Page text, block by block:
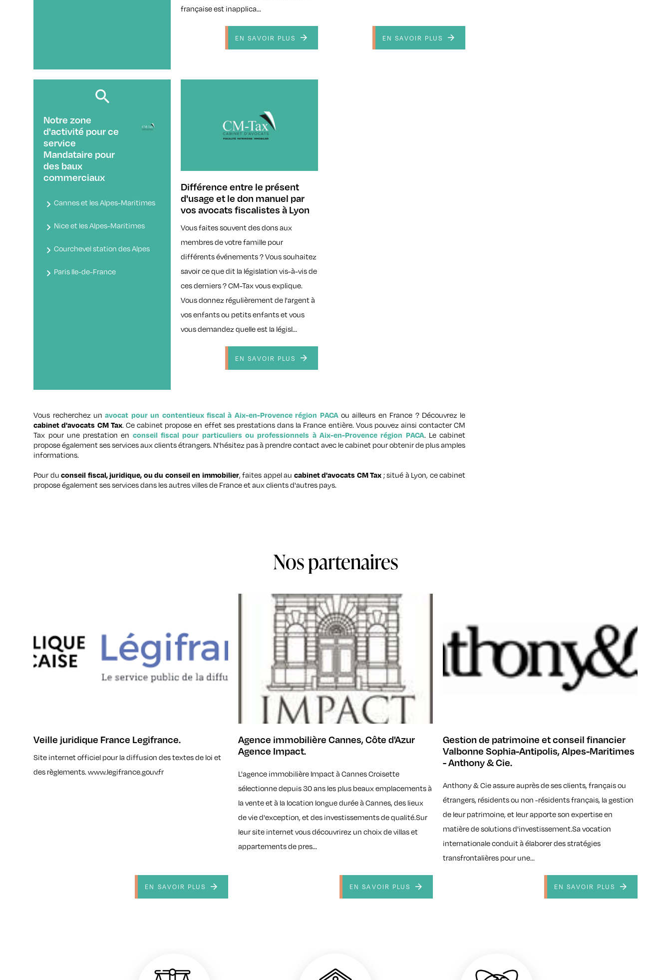
française est inapplica...
EN SAVOIR PLUS EN SAVOIR PLUS
Notre zone
d'activité pour ce
service
Mandataire pour
des baux
commerciaux
Cannes et les Alpes-Maritimes
Nice et les Alpes-Maritimes
Courchevel station des Alpes
Paris Ile-de-France
Différence entre le présent
d'usage et le don manuel par
vos avocats fiscalistes à Lyon
Vous faites souvent des dons aux
membres de votre famille pour
différents événements ? Vous souhaitez
savoir ce que dit la législation vis-à-vis de
ces derniers ? CM-Tax vous explique.
Vous donnez régulièrement de l'argent à
vos enfants ou petits enfants et vous
vous demandez quelle est la législ...
EN SAVOIR PLUS
Vous recherchez unavocat pour un contentieux fiscal à Aix-en-Provence région PACAou ailleurs en France ? Découvrez le
cabinet d'avocats CM Tax. Ce cabinet propose en effet ses prestations dans la France entière. Vous pouvez ainsi contacter CM
Tax pour une prestation en conseil fiscal pour particuliers ou professionnels à Aix-en-Provence région PACA. Le cabinet
propose également ses services aux clients étrangers. N'hésitez pas à prendre contact avec le cabinet pour obtenir de plus amples
informations.
Pour duconseil fiscal, juridique, ou du conseil en immobilier, faites appel au cabinet d'avocats CM Tax ; situé à Lyon, ce cabinet
propose également ses services dans les autres villes de France et aux clients d'autres pays.
Nos partenaires
Veille juridique France Legifrance.
Site internet officiel pour la diffusion des textes de loi et
des règlements. www.legifrance.gouv.fr
EN SAVOIR PLUS
Agence immobilière Cannes, Côte d'Azur
Agence Impact.
L'agence immobilière Impact à Cannes Croisette
sélectionne depuis 30 ans les plus beaux emplacements à
la vente et à la location longue durée à Cannes, des lieux
de vie d'exception, et des investissements de qualité.Sur
leur site internet vous découvrirez un choix de villas et
appartements de pres...
EN SAVOIR PLUS
Gestion de patrimoine et conseil financier
Valbonne Sophia-Antipolis, Alpes-Maritimes
- Anthony & Cie.
Anthony & Cie assure auprès de ses clients, français ou
étrangers, résidents ou non -résidents français, la gestion
de leur patrimoine, et leur apporte son expertise en
matière de solutions d'investissement.Sa vocation
internationale conduit à élaborer des stratégies
transfrontalières pour une...
EN SAVOIR PLUS